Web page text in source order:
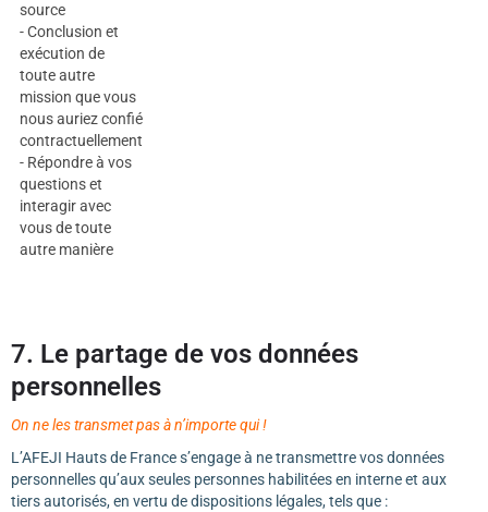
source
- Conclusion et
exécution de
toute autre
mission que vous
nous auriez confié
contractuellement
- Répondre à vos
questions et
interagir avec
vous de toute
autre manière
7. Le partage de vos données
personnelles
On ne les transmet pas à n’importe qui !
L’AFEJI Hauts de France s’engage à ne transmettre vos données
personnelles qu’aux seules personnes habilitées en interne et aux
tiers autorisés, en vertu de dispositions légales, tels que :